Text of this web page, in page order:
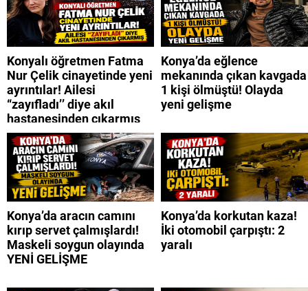
Konyalı öğretmen Fatma
Nur Çelik cinayetinde yeni
ayrıntılar! Ailesi
“zayıfladı’’ diye akıl
hastanesinden çıkarmış
Konya’da eğlence
mekanında çıkan kavgada
1 kişi ölmüştü! Olayda
yeni gelişme
Konya’da aracın camını
kırıp servet çalmışlardı!
Maskeli soygun olayında
YENİ GELİŞME
Konya’da korkutan kaza!
İki otomobil çarpıştı: 2
yaralı